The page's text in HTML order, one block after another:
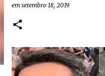
em setembro 18, 2019